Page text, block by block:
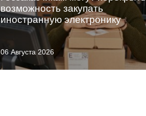
06 Августа 2026
возможность закупать
иностранную электронику